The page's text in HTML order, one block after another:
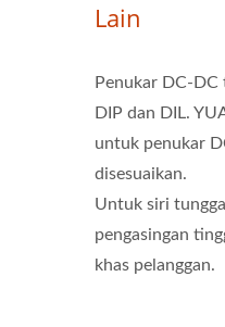
Lain
Penukar DC-DC
DIP dan DIL.
untuk penukar
disesuaikan.
Untuk siri
pengasingan
khas pelanggan.